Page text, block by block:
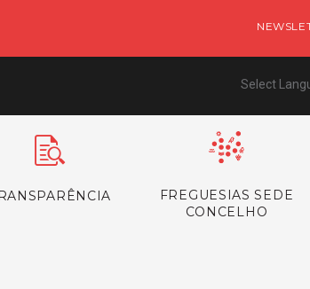
Select
FREGUESIAS SEDE
CONCELHO